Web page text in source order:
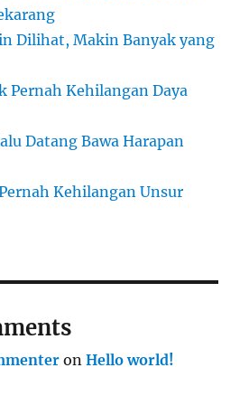
Dilihat, Makin Banyak yang
Pernah Kehilangan Daya
Datang Bawa Harapan
Kehilangan Unsur
onHello world!